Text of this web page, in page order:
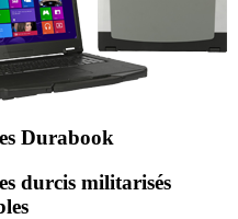
Durabook
durcis militarisés